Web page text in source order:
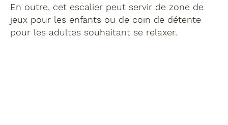
En outre, cet escalier peut servir de zone de
jeux pour les enfants ou de coin de détente
pour les adultes souhaitant se relaxer.